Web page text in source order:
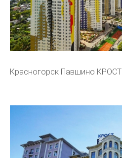
Красногорск Павшино КРОСТ